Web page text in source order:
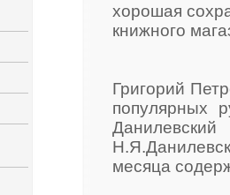
хорошая
книжного
Григорий
популярных
месяца